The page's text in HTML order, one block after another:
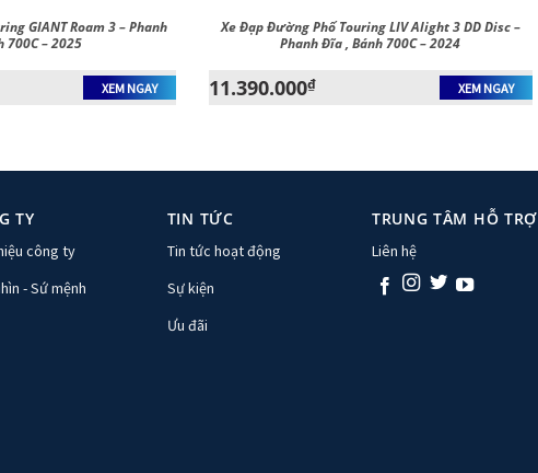
GIANT Roam 3 – Phanh
700C – 2025
XEM NGAY
Xe Đạp Đường Phố Touring LIV Alight 3 DD Disc –
Phanh Đĩa , Bánh 700C – 2024
11.390.000₫ XEM NGAY
TY
công ty
- Sứ mệnh
TIN TỨC
Tin tức hoạt động
Sự kiện
Ưu đãi
TRUNG TÂM HỖ TRỢ
Liên hệ